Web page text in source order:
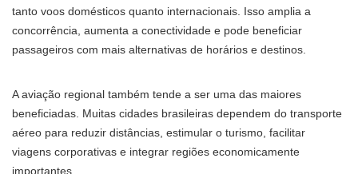
tanto voos domésticos quanto internacionais. Isso amplia a
concorrência, aumenta a conectividade e pode beneficiar
passageiros com mais alternativas de horários e destinos.
A aviação regional também tende a ser uma das maiores
beneficiadas. Muitas cidades brasileiras dependem do transporte
aéreo para reduzir distâncias, estimular o turismo, facilitar
viagens corporativas e integrar regiões economicamente
importantes.